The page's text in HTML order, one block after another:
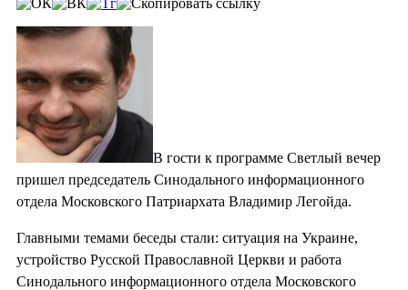
В гости к программе Светлый вечер
пришел председатель Синодального информационного
отдела Московского Патриархата Владимир Легойда.
Главными темами беседы стали: ситуация на Украине,
устройство Русской Православной Церкви и работа
Синодального информационного отдела Московского